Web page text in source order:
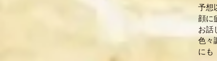
予想
顔に
お話
色々
にも